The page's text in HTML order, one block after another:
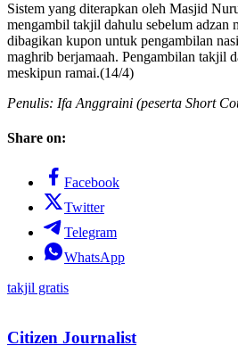
Sistem yang diterapkan oleh Masjid
mengambil takjil dahulu sebelum adzan
dibagikan kupon untuk pengambilan
maghrib berjamaah. Pengambilan takjil
meskipun ramai.(14/4)
Penulis: Ifa Anggraini (peserta Short
Share on:
Facebook
Twitter
Telegram
WhatsApp
takjil gratis
Citizen Journalist